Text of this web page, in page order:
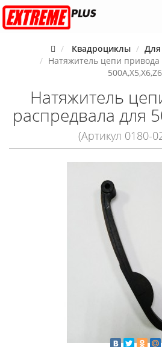
Квадроциклы Для
Натяжитель цепи привода
500А,Х5,Х6,Z6
Натяжитель
распредвала для
(Артикул 0180-